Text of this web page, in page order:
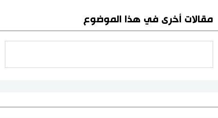
مقالات أخرى في هذا الموضوع